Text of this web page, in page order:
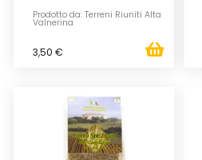
Prodotto da: Terreni Riuniti Alta
Valnerina
3,50 €